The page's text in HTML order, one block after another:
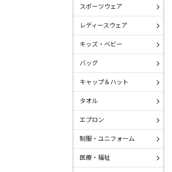
スポーツウェア
レディースウェア
キッズ・ベビー
バッグ
キャップ＆ハット
タオル
エプロン
制服・ユニフォーム
医療・福祉